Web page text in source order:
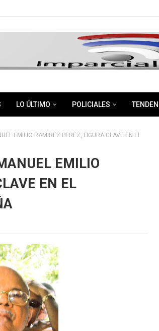
LO ÚLTIMO POLICIALES
EMILIO RAMÍREZ PÉREZ, FIGURA CLAVE EN EL
EMILIO
EN EL